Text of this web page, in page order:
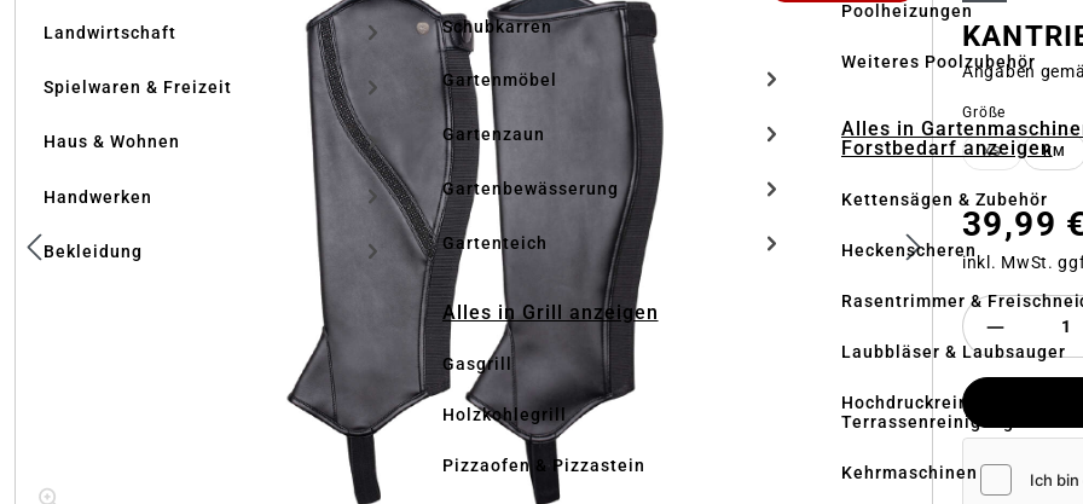
Landwirtschaft
Spielwaren & Freizeit
Haus & Wohnen
Handwerken
Bekleidung
Schubkarren
Gartenmöbel
Gartenzaun
Gartenbewässerung
Gartenteich
Alles in Grill anzeigen
Gasgrill
Holzkohlegrill
Pizzaofen & Pizzastein
Poolheizungen
Weiteres Poolzubehör
Alles in
Forstbedarf anzeigen
Kettensägen & Zubehör
Heckenscheren
Rasentrimmer &
Laubbläser & Laubsauger
Hochdruckreiniger &
Terrassenreinigung
Kehrmaschinen
Angaben
Größe
XS(DIESEKM
39,99 €
inkl. MwSt.